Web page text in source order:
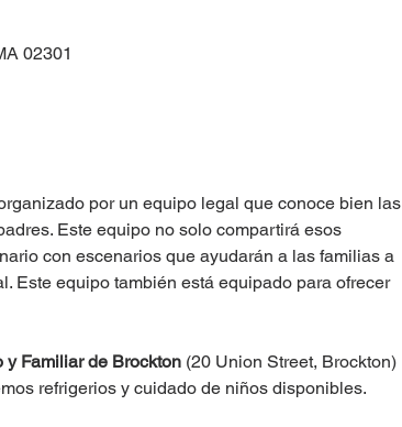
02301
por un equipo legal que conoce bien las
Este equipo no solo compartirá esos
con escenarios que ayudarán a las familias a
Este equipo también está equipado para ofrecer
Familiar de Brockton (20 Union Street, Brockton)
refrigerios y cuidado de niños disponibles.